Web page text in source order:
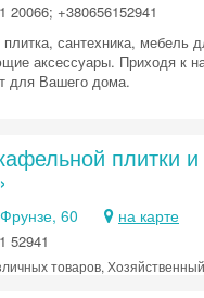
20066; +380656152941
сантехника, мебель
аксессуары. Приходя к
для Вашего дома.
плитки и
60 на карте
52941
товаров,